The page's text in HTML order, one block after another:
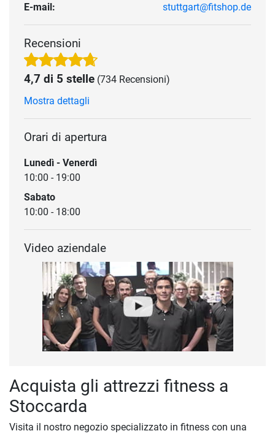
E-mail:
stuttgart@fitshop.de
Recensioni
4,7 di 5 stelle (734 Recensioni)
Mostra dettagli
Orari di apertura
Lunedì - Venerdì
10:00 - 19:00
Sabato
10:00 - 18:00
Video aziendale
Acquista gli attrezzi fitness a
Stoccarda
Visita il nostro negozio specializzato in fitness con una